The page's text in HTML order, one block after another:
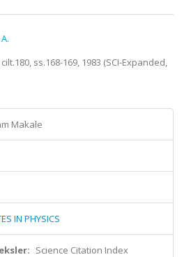
cilt.180, ss.168-169, 1983 (SCI-Expanded,
Makale
IN PHYSICS
Science Citation Index